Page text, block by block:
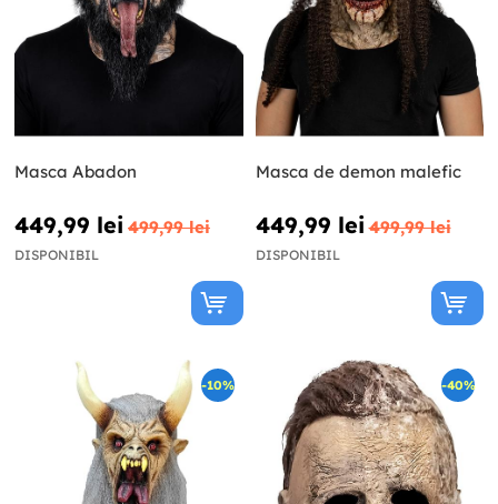
Masca Abadon
449,99 lei 499,99 lei
DISPONIBIL
Masca de demon malefic
449,99 lei 499,99 lei
DISPONIBIL
-10% -40%